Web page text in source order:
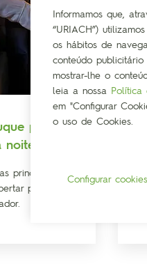
para
principais
precoce e
Informamos que,
“URIACH”)
os hábitos de
conteúdo
mostrar-lhe o
leia a nossa Política
em "Configurar
o uso de Cookies.
Configurar cookies